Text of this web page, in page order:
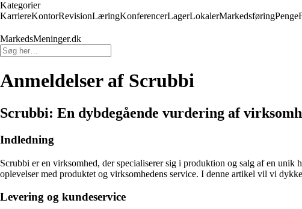
Kategorier
KarriereKontorRevisionLæringKonferencerLagerLokalerMarkedsføringPenge
MarkedsMeninger.dk
Anmeldelser af Scrubbi
Scrubbi: En dybdegående vurdering af
Indledning
Scrubbi er en virksomhed, der specialiserer sig i produktion og salg af en
oplevelser med produktet og virksomhedens service. I denne artikel vil vi
Levering og kundeservice